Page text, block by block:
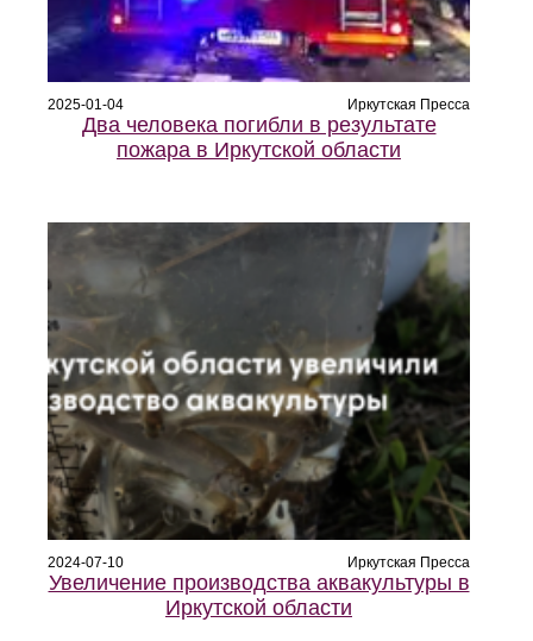
2025-01-04 Иркутская Пресса
Два человека погибли в результате
пожара в Иркутской области
2024-07-10 Иркутская Пресса
Увеличение производства аквакультуры в
Иркутской области